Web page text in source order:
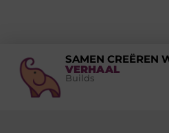
SAMEN CREËREN
VERHAAL
Builds